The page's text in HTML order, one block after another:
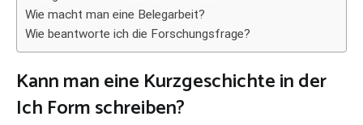
Wie macht man eine Belegarbeit?
Wie beantworte ich die Forschungsfrage?
Kann man eine Kurzgeschichte in der
Ich Form schreiben?